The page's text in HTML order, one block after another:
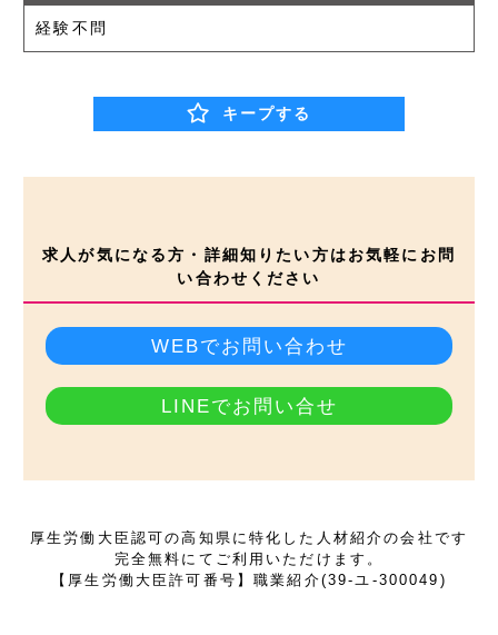
経験不問
キープする
求人が気になる方・詳細知りたい方はお気軽にお問
い合わせください
WEBでお問い合わせ
LINEでお問い合せ
厚生労働大臣認可の高知県に特化した人材紹介の会社です
完全無料にてご利用いただけます。
【厚生労働大臣許可番号】職業紹介(39-ユ-300049)